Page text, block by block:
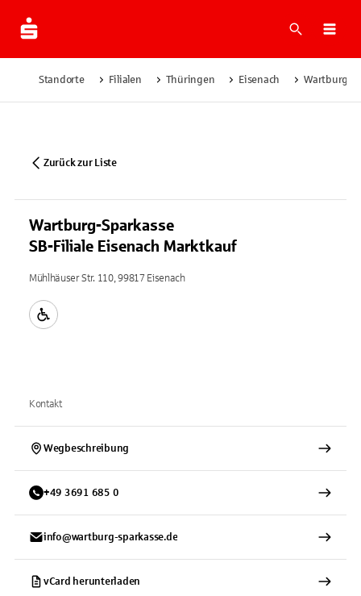
Suche
Standorte Filialen Thüringen Eisenach Wartburg-
Zurück zur Liste
Wartburg-Sparkasse
SB-Filiale Eisenach Marktkauf
Mühlhäuser Str. 110, 99817 Eisenach
Kontakt
Wegbeschreibung
+49 3691 685 0
info@wartburg-sparkasse.de
vCard herunterladen